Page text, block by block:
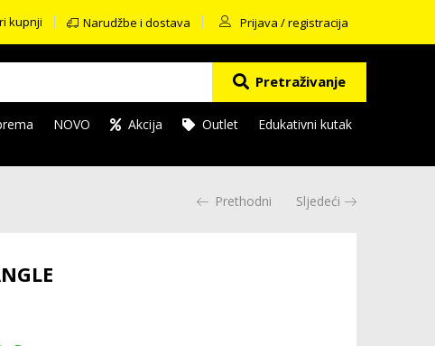
kupnji Narudžbe i dostava Prijava / registracija
Pretraživanje
NOVO Akcija Outlet Edukativni kutak
Prethodni Sljedeći